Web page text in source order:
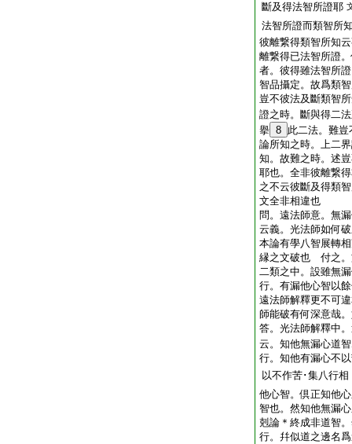
斷及得法智所證耶
法智所證而類智所
彼離繋得類智所知
離繋得已法智所證
者。彼得雖法智所
智品攝定。故爲類
豈不彼法及斷類智
證之時。斷與得二
擧 8 此二法。難
論所知之時。上二
知。故難之時。述
耶也。全非彼離繋
之不云彼斷及得類
文全非相違也
問。遠法師意。無
云義。光法師如何
本論有學八智展轉
縁之文破也 付之。
二類之中。設雖無
行。有漏他心智以
遠法師解釋更不可
師能破有何深意哉
答。光法師解釋中
云。知他無漏心道
行。知他有漏心不
以不作苦･集八行相
他心智。倶正知他
智也。然知他無漏
剋論＊終成非道智
行。幷似道之邊名